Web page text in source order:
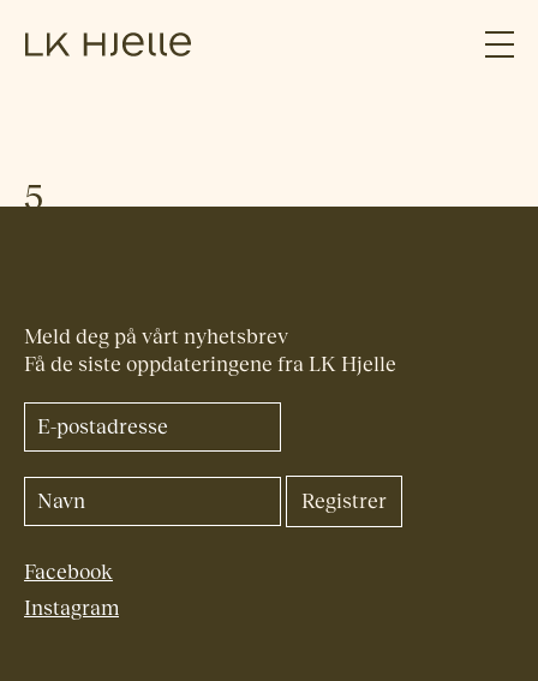
5
Meld deg på vårt nyhetsbrev
Få de siste oppdateringene fra LK Hjelle
Facebook
Instagram